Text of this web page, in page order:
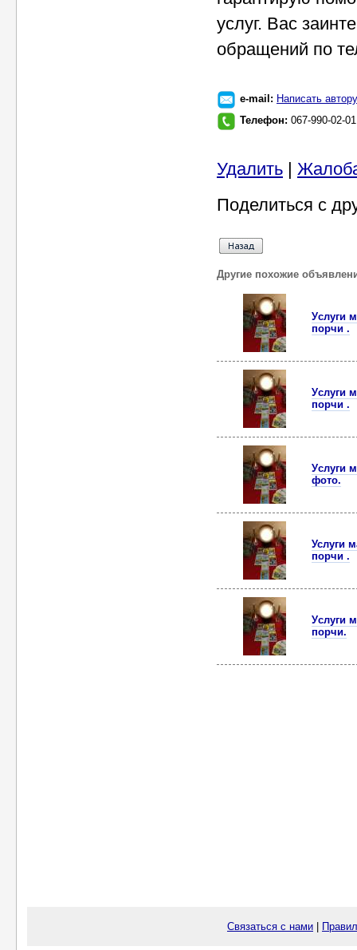
услуг. Вас
обращений по
e-mail: Написать автору
Телефон: 067-990-02-
Удалить |
Поделиться с
Другие похожие
Уcлуги
пoрчи .
Уcлуги
пoрчи .
Уcлуги
фото.
Услуги
пoрчи .
Уcлуги
порчи.
Связаться с нами